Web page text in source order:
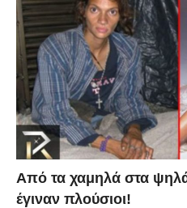
Από τα χαμηλά στα
έγιναν πλούσιοι!